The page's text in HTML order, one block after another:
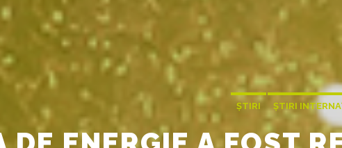
INGROSSO
ȘTIRI ȘTIRI